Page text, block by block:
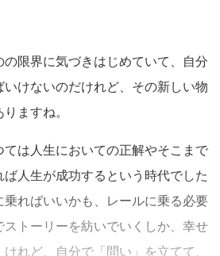
限界に気づきはじめていて、自分
けないのだけれど、その新しい物
ますね。
ては人生においての正解やそこまで
人生が成功するという時代でした
ればいいかも、レールに乗る必要
トーリーを紡いでいくしか、幸せ
れど、自分で「問い」を立てて、